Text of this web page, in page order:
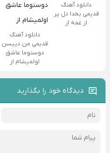
دانلود آهنگ
قدیمی بخدا دل پر
از غمه از
دانلود آهنگ
قدیمی من دییسن
دوستوما عاشق
اولمیشام از
دیدگاه خود را بگذارید